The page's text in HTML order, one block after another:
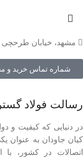
مشهد، خیابان طرحچی
شماره تماس خرید و مشاوره
رسالت فولاد
در دنیایی که کیفیت و
کیان جاودان به عنوان
اتصالات در کشور،